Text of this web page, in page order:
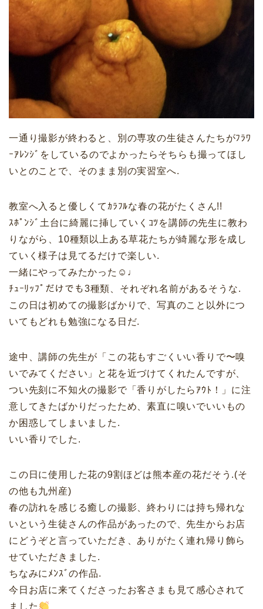
一通り撮影が終わると、別の専攻の生徒さんたちがﾌﾗﾜ
ｰｱﾚﾝｼﾞをしているのでよかったらそちらも撮ってほし
いとのことで、そのまま別の実習室へ.
教室へ入ると優しくてｶﾗﾌﾙな春の花がたくさん!!
ｽﾎﾟﾝｼﾞ土台に綺麗に挿していくｺﾂを講師の先生に教わ
りながら、10種類以上ある草花たちが綺麗な形を成し
ていく様子は見てるだけで楽しい.
一緒にやってみたかった☺︎♩
ﾁｭｰﾘｯﾌﾟだけでも3種類、それぞれ名前があるそうな.
この日は初めての撮影ばかりで、写真のこと以外につ
いてもどれも勉強になる日だ.
途中、講師の先生が「この花もすごくいい香りで〜嗅
いでみてください」と花を近づけてくれたんですが、
つい先刻に不知火の撮影で「香りがしたらｱｳﾄ！」に注
意してきたばかりだったため、素直に嗅いでいいもの
か困惑してしまいました.
いい香りでした.
この日に使用した花の9割ほどは熊本産の花だそう.(そ
の他も九州産)
春の訪れを感じる癒しの撮影、終わりには持ち帰れな
いという生徒さんの作品があったので、先生からお店
にどうぞと言っていただき、ありがたく連れ帰り飾ら
せていただきました.
ちなみにﾒﾝｽﾞの作品.
今日お店に来てくださったお客さまも見て感心されて
ました